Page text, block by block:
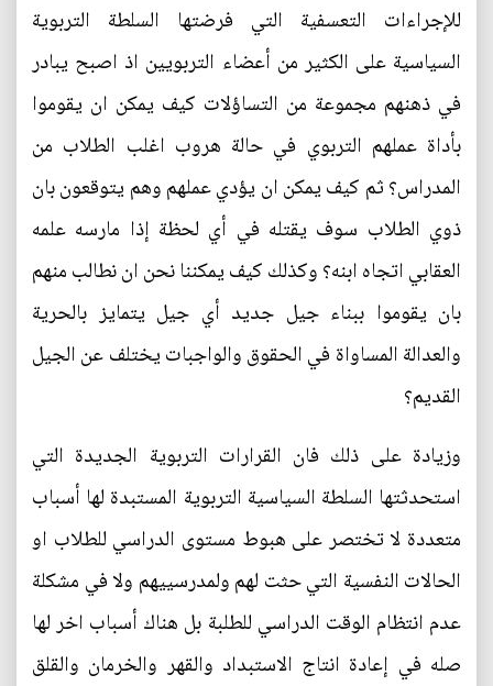
للإجراءات التعسفية التي فرضتها السلطة التربوية
السياسية على الكثير من أعضاء التربويين اذ اصبح يبادر
في ذهنهم مجموعة من التساؤلات كيف يمكن ان يقوموا
بأداة عملهم التربوي في حالة هروب اغلب الطلاب من
المدراس؟ ثم كيف يمكن ان يؤدي عملهم وهم يتوقعون بان
ذوي الطلاب سوف يقتله في أي لحظة إذا مارسه علمه
العقابي اتجاه ابنه؟ وكذلك كيف يمكننا نحن ان نطالب منهم
بان يقوموا ببناء جيل جديد أي جيل يتمايز بالحرية
والعدالة المساواة في الحقوق والواجبات يختلف عن الجيل
القديم؟
وزيادة على ذلك فان القرارات التربوية الجديدة التي
استحدثتها السلطة السياسية التربوية المستبدة لها أسباب
متعددة لا تختصر على هبوط مستوى الدراسي للطلاب او
الحالات النفسية التي حثت لهم ولمدرسييهم ولا في مشكلة
عدم انتظام الوقت الدراسي للطلبة بل هناك أسباب اخر لها
صله في إعادة انتاج الاستبداد والقهر والخرمان والقلق